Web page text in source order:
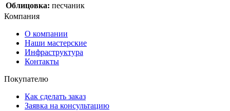
Облицовка: песчаник
Компания
О компании
Наши мастерские
Инфраструктура
Контакты
Покупателю
Как сделать заказ
Заявка на консультацию